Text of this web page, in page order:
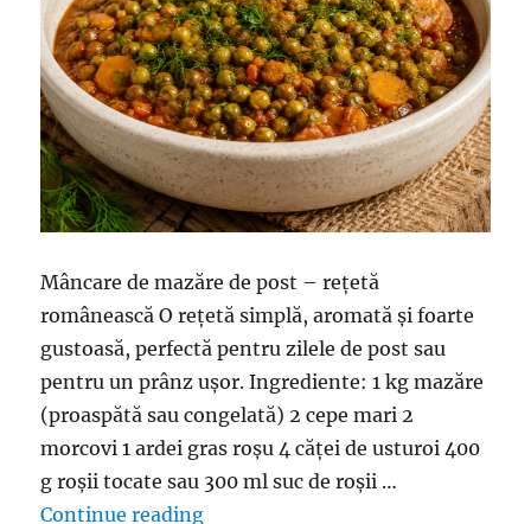
Mâncare de mazăre de post – rețetă
românească O rețetă simplă, aromată și foarte
gustoasă, perfectă pentru zilele de post sau
pentru un prânz ușor. Ingrediente: 1 kg mazăre
(proaspătă sau congelată) 2 cepe mari 2
morcovi 1 ardei gras roșu 4 căței de usturoi 400
g roșii tocate sau 300 ml suc de roșii …
Continue reading“Mâncare de mazăre, fară carne